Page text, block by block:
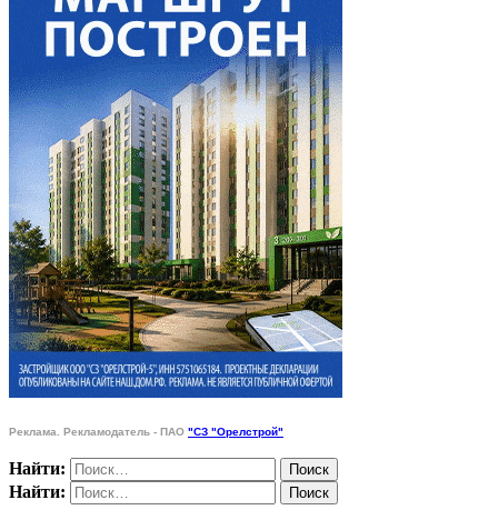
Реклама. Рекламодатель - ПАО "СЗ "Орелстрой"
Найти:
Найти: